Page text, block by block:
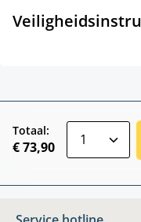
Totaal:
€ 73,90